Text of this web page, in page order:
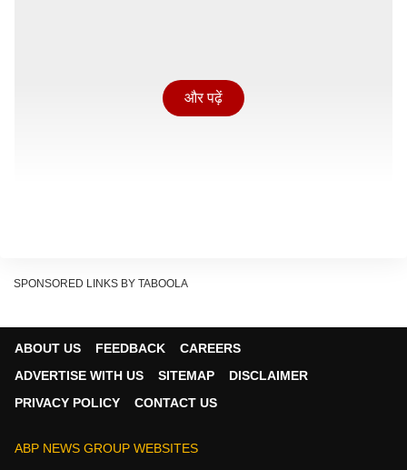
सेगमेंट में स्मार्ट टेक्नोलॉजी की मांग बढ़ती जा रही है. बाजार के
और पढ़ें
SPONSORED LINKS BY TABOOLA
ABOUT US FEEDBACK
CAREERS
ADVERTISE WITH US
SITEMAP
DISCLAIMER
PRIVACY POLICY
CONTACT US
ABP NEWS GROUP WEBSITES